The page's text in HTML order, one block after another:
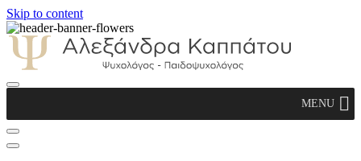
Skip to content
Παιδοψυχολόγος
MENU